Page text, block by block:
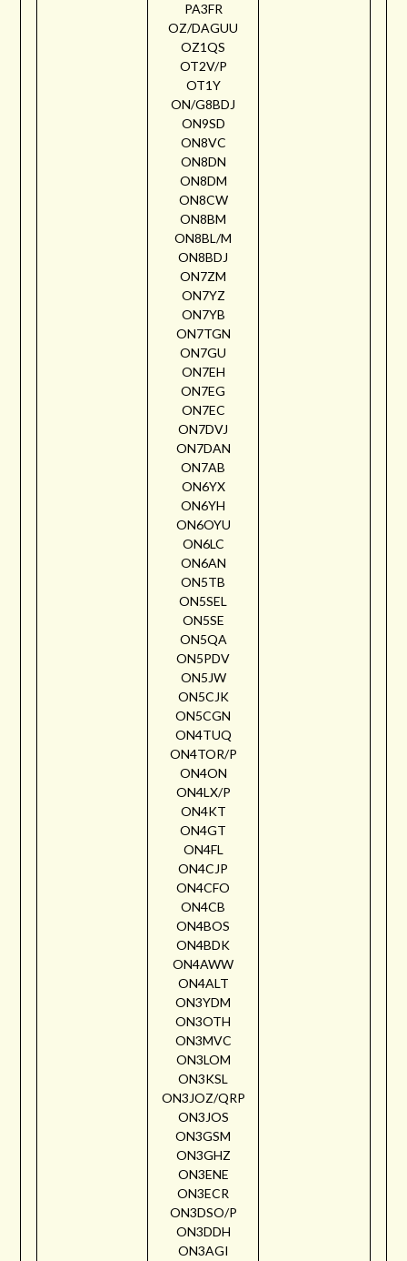
PA3FR
OZ/DAGUU
OZ1QS
OT2V/P
OT1Y
ON/G8BDJ
ON9SD
ON8VC
ON8DN
ON8DM
ON8CW
ON8BM
ON8BL/M
ON8BDJ
ON7ZM
ON7YZ
ON7YB
ON7TGN
ON7GU
ON7EH
ON7EG
ON7EC
ON7DVJ
ON7DAN
ON7AB
ON6YX
ON6YH
ON6OYU
ON6LC
ON6AN
ON5TB
ON5SEL
ON5SE
ON5QA
ON5PDV
ON5JW
ON5CJK
ON5CGN
ON4TUQ
ON4TOR/P
ON4ON
ON4LX/P
ON4KT
ON4GT
ON4FL
ON4CJP
ON4CFO
ON4CB
ON4BOS
ON4BDK
ON4AWW
ON4ALT
ON3YDM
ON3OTH
ON3MVC
ON3LOM
ON3KSL
ON3JOZ/QRP
ON3JOS
ON3GSM
ON3GHZ
ON3ENE
ON3ECR
ON3DSO/P
ON3DDH
ON3AGI